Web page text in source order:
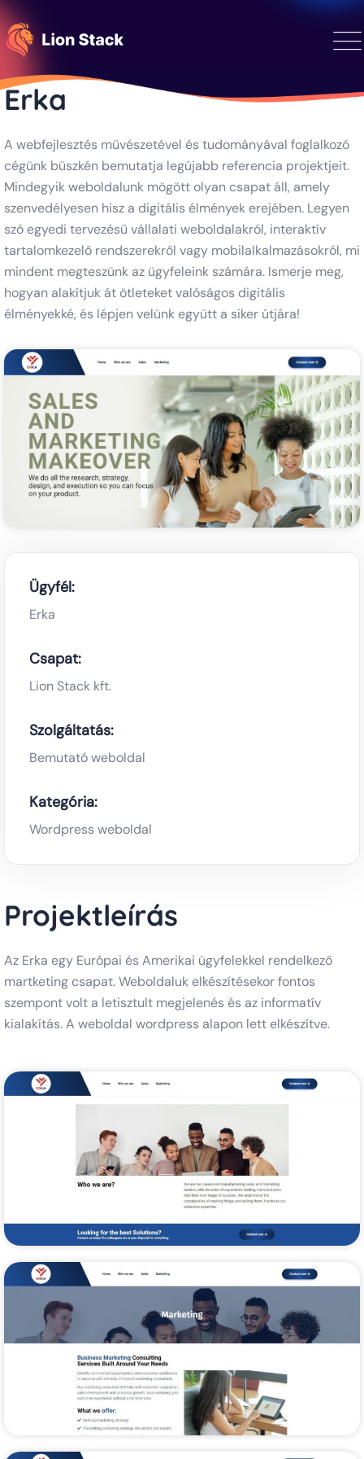
Erka
A webfejlesztés művészetével és tudományával foglalkozó
cégünk büszkén bemutatja legújabb referencia projektjeit.
Mindegyik weboldalunk mögött olyan csapat áll, amely
szenvedélyesen hisz a digitális élmények erejében. Legyen
szó egyedi tervezésű vállalati weboldalakról, interaktív
tartalomkezelő rendszerekről vagy mobilalkalmazásokról, mi
mindent megteszünk az ügyfeleink számára. Ismerje meg,
hogyan alakítjuk át ötleteket valóságos digitális
élményekké, és lépjen velünk együtt a siker útjára!
Ügyfél:
Erka
Csapat:
Lion Stack kft.
Szolgáltatás:
Bemutató weboldal
Kategória:
Wordpress weboldal
Projektleírás
Az Erka egy Európai és Amerikai ügyfelekkel rendelkező
martketing csapat. Weboldaluk elkészítésekor fontos
szempont volt a letisztult megjelenés és az informatív
kialakítás. A weboldal wordpress alapon lett elkészítve.